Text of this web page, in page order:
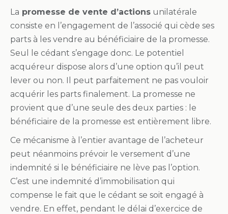
La promesse de vente d’actions unilatérale
consiste en l’engagement de l’associé qui cède ses
parts à les vendre au bénéficiaire de la promesse.
Seul le cédant s’engage donc. Le potentiel
acquéreur dispose alors d’une option qu’il peut
lever ou non. Il peut parfaitement ne pas vouloir
acquérir les parts finalement. La promesse ne
provient que d’une seule des deux parties : le
bénéficiaire de la promesse est entièrement libre.
Ce mécanisme à l’entier avantage de l’acheteur
peut néanmoins prévoir le versement d’une
indemnité si le bénéficiaire ne lève pas l’option.
C’est une indemnité d’immobilisation qui
compense le fait que le cédant se soit engagé à
vendre. En effet, pendant le délai d’exercice de